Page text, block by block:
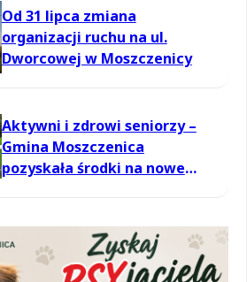
Od 31 lipca zmiana
organizacji ruchu na ul.
Dworcowej w Moszczenicy
Aktywni i zdrowi seniorzy –
Gmina Moszczenica
pozyskała środki na nowe